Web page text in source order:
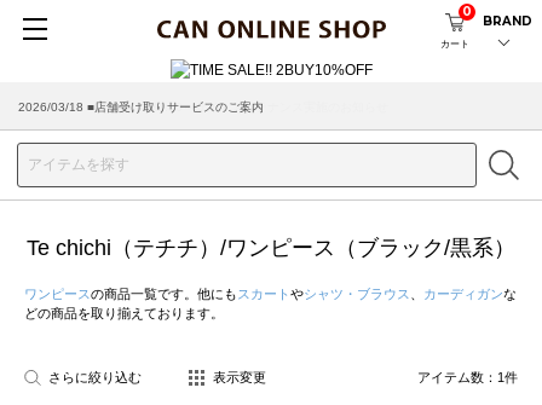
カート
0
BRAND
2026/08/04 ■8/13(木)AM2:00～サイトメンテナンス実施のお知らせ
2026/03/18 ■店舗受け取りサービスのご案内
Te chichi（テチチ）/ワンピース（ブラック/黒系）
ワンピースの商品一覧です。他にも スカート やシャツ・ブラウス カーディガンな
どの商品を取り揃えております。
さらに絞り込む 表示変更 アイテム数： 1件